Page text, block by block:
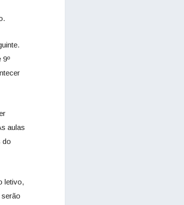
9º
aulas
do
letivo,